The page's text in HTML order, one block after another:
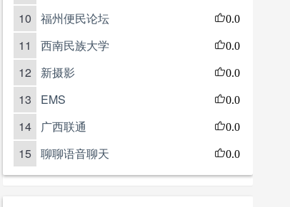
10 福州便民论坛 0.0
11 西南民族大学 0.0
12 新摄影 0.0
13 EMS 0.0
14 广西联通 0.0
15 聊聊语音聊天 0.0